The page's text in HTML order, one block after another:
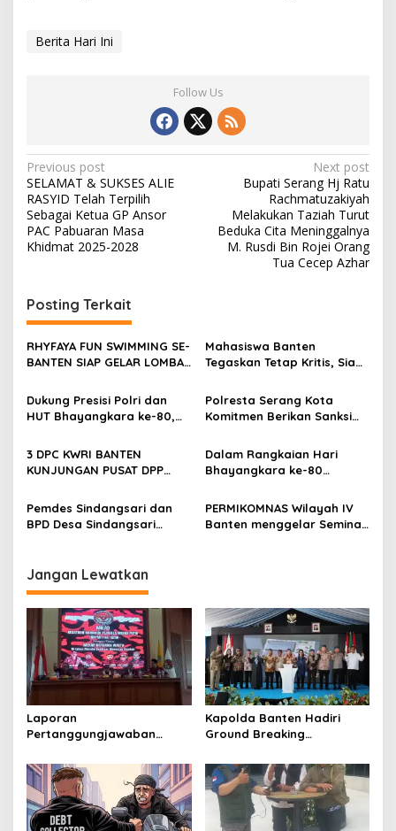
Berita Hari Ini
Follow Us
Post
navigation
Previous post
SELAMAT & SUKSES ALIE
RASYID Telah Terpilih
Sebagai Ketua GP Ansor
PAC Pabuaran Masa
Khidmat 2025-2028
Next post
Bupati Serang Hj Ratu
Rachmatuzakiyah
Melakukan Taziah Turut
Beduka Cita Meninggalnya
M. Rusdi Bin Rojei Orang
Tua Cecep Azhar
Posting Terkait
RHYFAYA FUN SWIMMING SE-
BANTEN SIAP GELAR LOMBA
Mahasiswa Banten
Tegaskan Tetap Kritis, Siap
Profesionalisme Polri
Dukung Presisi Polri dan
HUT Bhayangkara ke-80,
Cilegon Gelar Lomba
Kampung Bebas Dari
Narkoba di Lebak Denok
Polresta Serang Kota
Komitmen Berikan Sanksi
yang Melakukan
Pelanggaran
3 DPC KWRI BANTEN
KUNJUNGAN PUSAT DPP
Dalam Rangkaian Hari
Bhayangkara ke-80
Musnahkan Ribuan Botol
Miras
Pemdes Sindangsari dan
BPD Desa Sindangsari
Kp.Cikuya,Cianjur
Sebelah,Sanding Butuh
(PJU) Demi Keselamatan
Jalan dan Peningkatan
Ekonomi
PERMIKOMNAS Wilayah IV
Banten menggelar Seminar
Jangan Lewatkan
Laporan
Pertanggungjawaban
Panitia Milad KKPMP ke-15
Resmi Ditutup
Kapolda Banten Hadiri
Ground Breaking
Kantor DPD RI di Ibu Kota
Provinsi Banten